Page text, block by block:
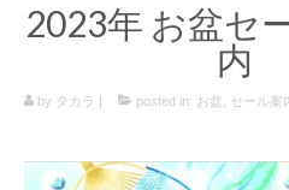
お位牌の購入について
お仏壇のお引き取り
上置仏壇
2023年 お盆セ
内
by タカラ | posted in: お盆 セール案